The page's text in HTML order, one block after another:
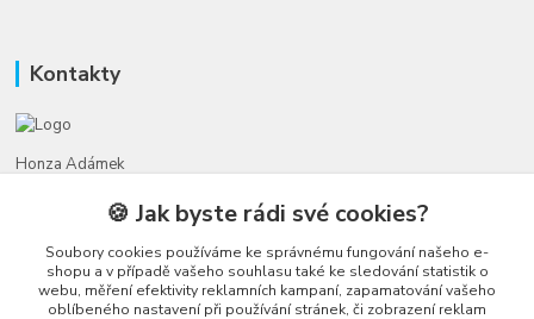
Kontakty
Honza Adámek
(Po-Ne, 9-21 hod.)
honza@autahracky.cz
🍪 Jak byste rádi své cookies?
Soubory cookies používáme ke správnému fungování našeho e-
shopu a v případě vašeho souhlasu také ke sledování statistik o
webu, měření efektivity reklamních kampaní, zapamatování vašeho
oblíbeného nastavení při používání stránek, či zobrazení reklam